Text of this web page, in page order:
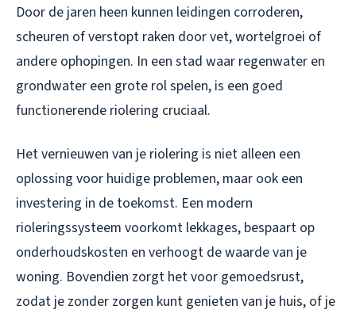
Door de jaren heen kunnen leidingen corroderen,
scheuren of verstopt raken door vet, wortelgroei of
andere ophopingen. In een stad waar regenwater en
grondwater een grote rol spelen, is een goed
functionerende riolering cruciaal.
Het vernieuwen van je riolering is niet alleen een
oplossing voor huidige problemen, maar ook een
investering in de toekomst. Een modern
rioleringssysteem voorkomt lekkages, bespaart op
onderhoudskosten en verhoogt de waarde van je
woning. Bovendien zorgt het voor gemoedsrust,
zodat je zonder zorgen kunt genieten van je huis, of je